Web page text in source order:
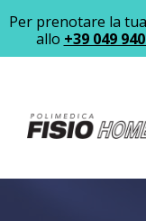
Per prenotare la
allo +39 049